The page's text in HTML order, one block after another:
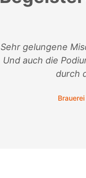
Sehr gelungene
Und auch die
durch